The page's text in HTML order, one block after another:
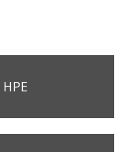
HPE